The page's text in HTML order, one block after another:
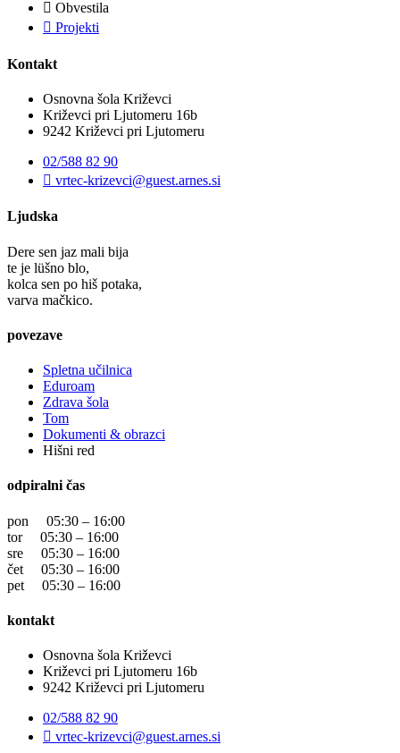
Obvestila
Projekti
Kontakt
Osnovna šola Križevci
Križevci pri Ljutomeru 16b
9242 Križevci pri Ljutomeru
02/588 82 90
vrtec-krizevci@guest.arnes.si
Ljudska
Dere sen jaz mali bija
te je lüšno blo,
kolca sen po hiš potaka,
varva mačkico.
povezave
Spletna učilnica
Eduroam
Zdrava šola
Tom
Dokumenti & obrazci
Hišni red
odpiralni čas
pon 05:30 – 16:00
tor 05:30 – 16:00
sre 05:30 – 16:00
čet 05:30 – 16:00
pet 05:30 – 16:00
kontakt
Osnovna šola Križevci
Križevci pri Ljutomeru 16b
9242 Križevci pri Ljutomeru
02/588 82 90
vrtec-krizevci@guest.arnes.si